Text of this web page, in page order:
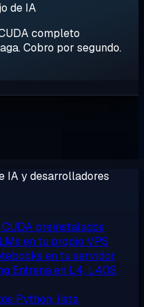
de IA
completo
Cobro por segundo.
IA y desarrolladores
preinstalados
en tu propio VPS
en tu servidor
Entrena en L4, L40S,
Python, lista